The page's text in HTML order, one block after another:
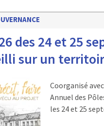
des 24 et 25
sur un
Coorganisé
Annuel des
les 24 et 25